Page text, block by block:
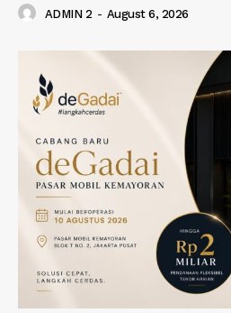
ADMIN 2 - August 6, 2026